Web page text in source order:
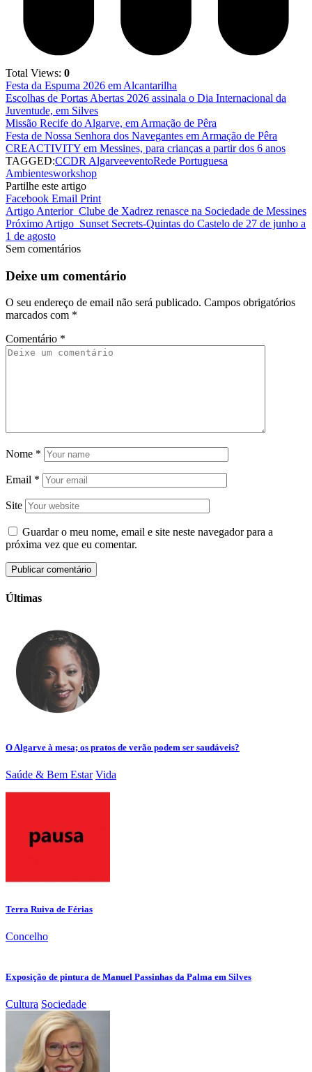
Total Views: 0
Festa da Espuma 2026 em Alcantarilha
Escolhas de Portas Abertas 2026 assinala o Dia Internacional da
Juventude, em Silves
Missão Recife do Algarve, em Armação de Pêra
Festa de Nossa Senhora dos Navegantes em Armação de Pêra
CREACTIVITY em Messines, para crianças a partir dos 6 anos
TAGGED:CCDR AlgarveeventoRede Portuguesa
Ambientesworkshop
Partilhe este artigo
Facebook Email Print
Artigo Anterior Clube de Xadrez renasce na Sociedade de Messines
Próximo Artigo Sunset Secrets-Quintas do Castelo de 27 de junho a
1 de agosto
Sem comentários
Deixe um comentário
O seu endereço de email não será publicado. Campos obrigatórios
marcados com *
Comentário *
Nome *
Email *
Site
Guardar o meu nome, email e site neste navegador para a
próxima vez que eu comentar.
Últimas
O Algarve à mesa; os pratos de verão podem ser saudáveis?
Saúde & Bem Estar Vida
Terra Ruiva de Férias
Concelho
Exposição de pintura de Manuel Passinhas da Palma em Silves
Cultura Sociedade